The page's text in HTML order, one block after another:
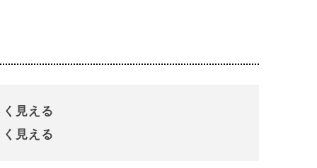
く見える
く見える